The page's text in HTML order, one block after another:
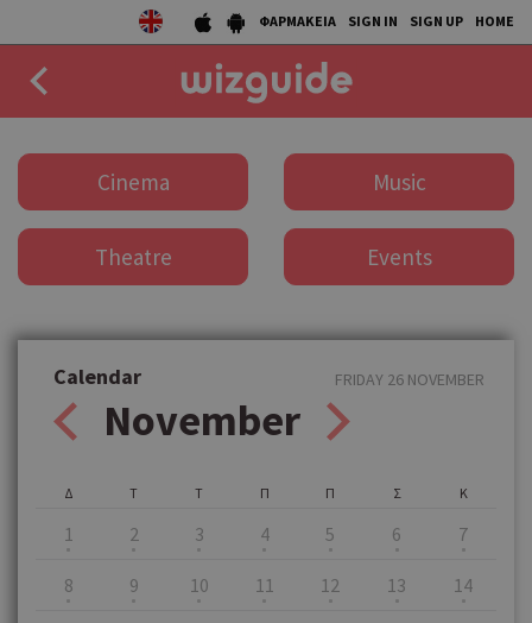
ΦΑΡΜΑΚΕΙΑ SIGN IN SIGN UP HOME
DRINK
COLLECTIONS
STORIES
Cinema Music
Theatre Events
Calendar
November
FRIDAY 26 NOVEMBER
Δ
1
Τ
2
Τ
3
Π
4
Π
5
Σ
6
Κ
7
8 9 10 11 12 13 14